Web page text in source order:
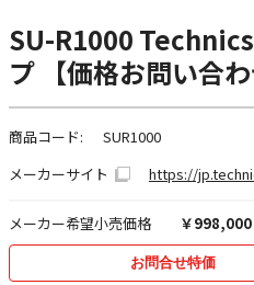
SU-R1000
プ 【価格お問い合わ
商品コード:
SUR1000
メーカーサイト
https://
メーカー希望小売価格 ￥998,000
お問合せ特価